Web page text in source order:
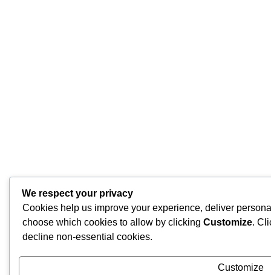
We respect your privacy
Cookies help us improve your experience, deliver
choose which cookies to allow by clicking Customize.
decline non-essential cookies.
Customize